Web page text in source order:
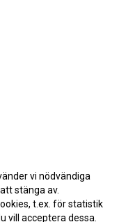
vi nödvändiga
stänga av.
t.ex. för statistik
vill acceptera dessa.